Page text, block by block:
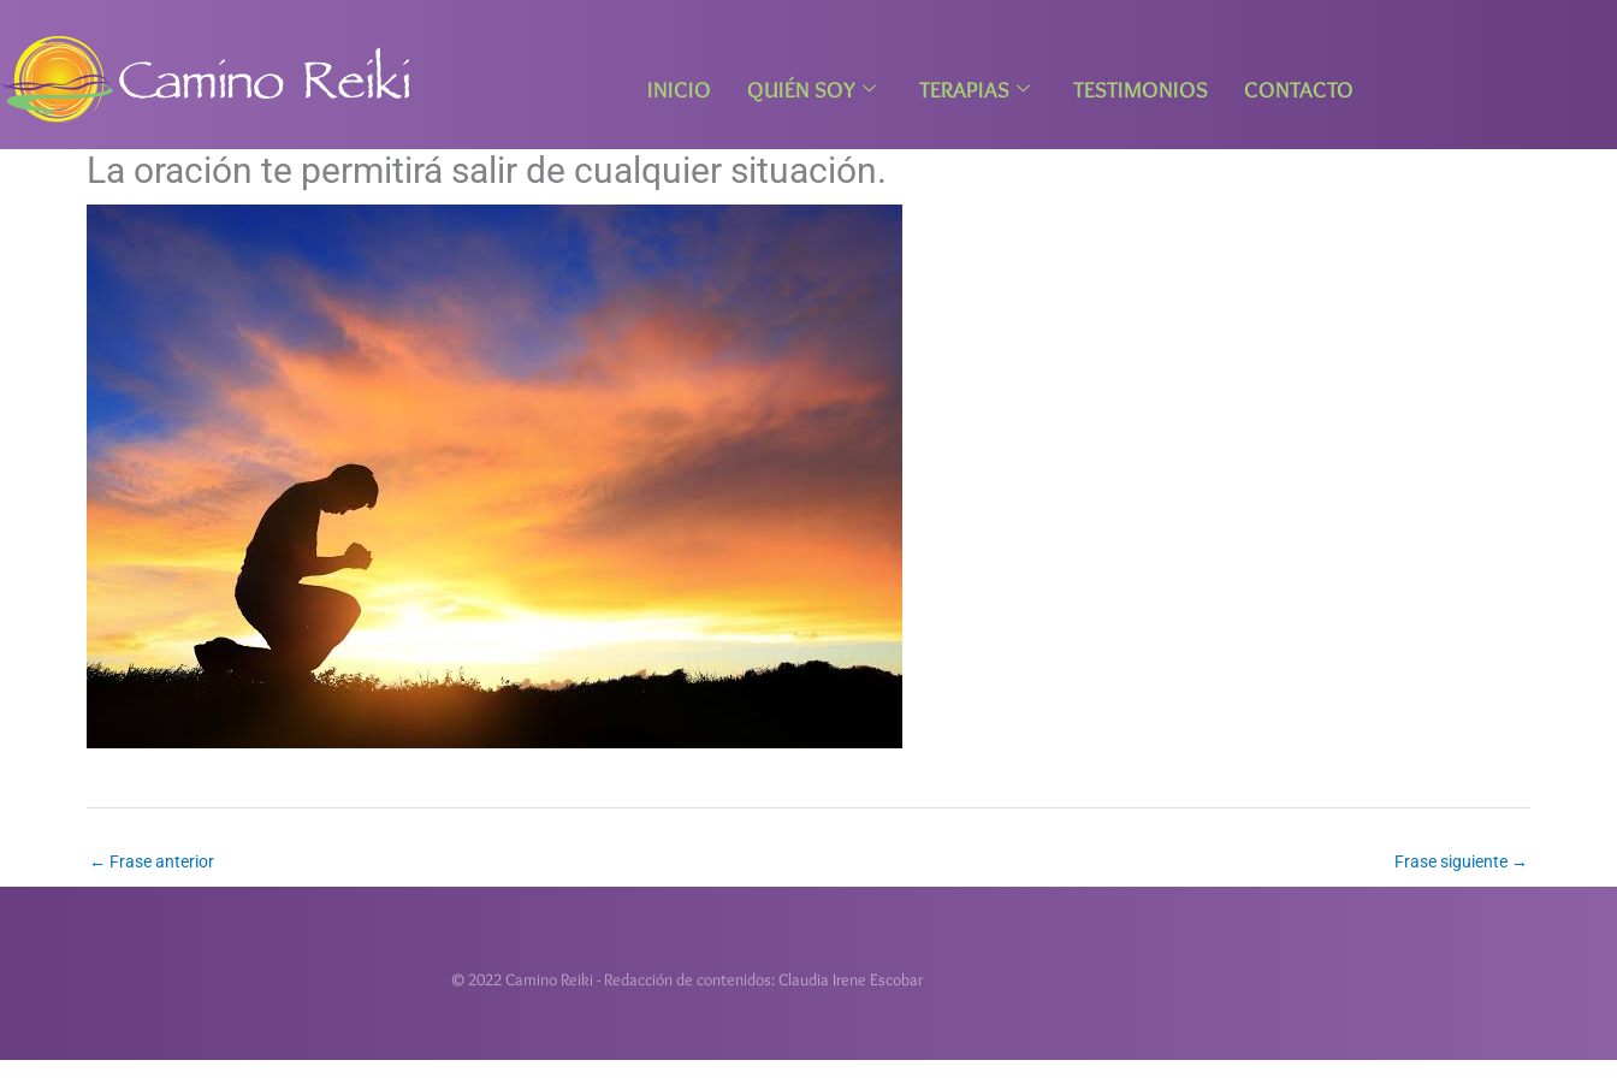
contenido
INICIO QUIÉN SOY TERAPIAS TESTIMONIOS CONTACTO
La oración te permitirá salir de cualquier situación.
← Frase anterior Frase siguiente →
© 2022 Camino Reiki - Redacción de contenidos: Claudia Irene Escobar